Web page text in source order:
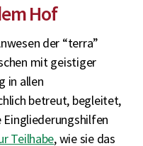
Hof
der “terra”
mit geistiger
in allen
betreut, begleitet,
Teilhabe, wie sie das